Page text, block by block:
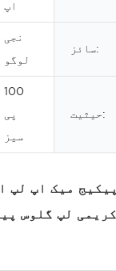
اپ
نجی
لوگو
سائز:
100
پی
سیز
حیثیت:
میک اپ لپ
کریمی لپ گلوس